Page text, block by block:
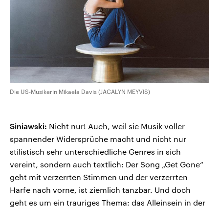
Die US-Musikerin Mikaela Davis (JACALYN MEYVIS)
Siniawski: Nicht nur! Auch, weil sie Musik voller
spannender Widersprüche macht und nicht nur
stilistisch sehr unterschiedliche Genres in sich
vereint, sondern auch textlich: Der Song „Get Gone“
geht mit verzerrten Stimmen und der verzerrten
Harfe nach vorne, ist ziemlich tanzbar. Und doch
geht es um ein trauriges Thema: das Alleinsein in der